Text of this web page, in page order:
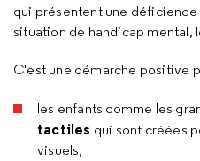
qui présentent une déficience
situation de handicap mental,
C'est une démarche positive
les enfants comme les
tactiles qui sont créées
visuels,